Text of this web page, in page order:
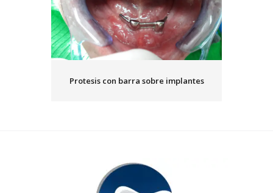
Protesis con barra sobre implantes